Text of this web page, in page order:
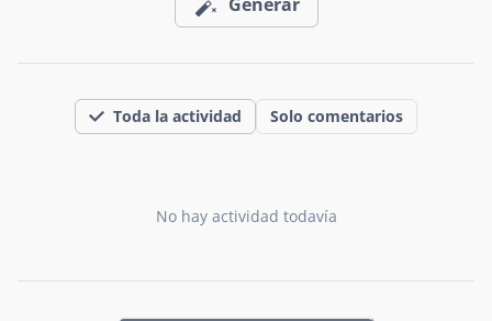
Toda la actividad Solo comentarios
No hay actividad todavía